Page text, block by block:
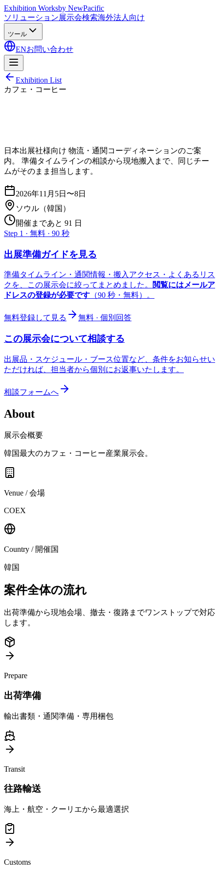
Exhibition Worksby NewPacific
ソリューション展示会検索海外法人向け
ツール
ENお問い合わせ
Exhibition List
カフェ・コーヒー
日本出展社様向け 物流・通関コーディネーションのご案
内。 準備タイムラインの相談から現地搬入まで、同じチー
ムがそのまま担当します。
2026年11月5日〜8日
ソウル （韓国）
開催まであと 91 日
Step 1 · 無料 · 90 秒
出展準備ガイドを見る
準備タイムライン・通関情報・搬入アクセス・よくあるリス
クを、この展示会に絞ってまとめました。
閲覧にはメールア
ドレスの登録が必要です （90 秒・無料）。
無料登録して見る 無料 · 個別回答
この展示会について相談する
出展品・スケジュール・ブース位置など、条件をお知らせい
ただければ、担当者から個別にお返事いたします。
相談フォームへ
About
展示会概要
韓国最大のカフェ・コーヒー産業展示会。
Venue / 会場
COEX
Country / 開催国
韓国
案件全体の流れ
出荷準備から現地会場、撤去・復路までワンストップで対応
します。
Prepare
出荷準備
輸出書類・通関準備・専用梱包
Transit
往路輸送
海上・航空・クーリエから最適選択
Customs